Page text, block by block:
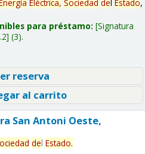
Eléctrica, Sociedad del Estado,
para préstamo: Signatura
(3).
reserva
al carrito
San Antoni Oeste,
del Estado.